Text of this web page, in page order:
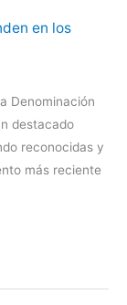
en los
Denominación
destacado
reconocidas y
más reciente